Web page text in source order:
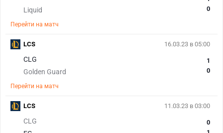
Liquid
0
Перейти на матч
16.03.23 в 05:00
CLG
Golden Guard
1
0
Перейти на матч
LCS
11.03.23 в 03:00
CLG
0
LCS